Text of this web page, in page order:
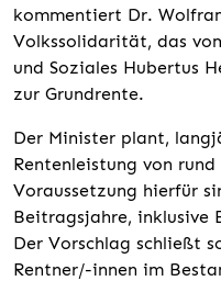
kommentiert Dr.
Volkssolidarität, das
und Soziales Hubertus
zur Grundrente.
Der Minister plant,
Rentenleistung von
Voraussetzung hierfür
Beitragsjahre, inklusive
Der Vorschlag schließt
Rentner/-innen im